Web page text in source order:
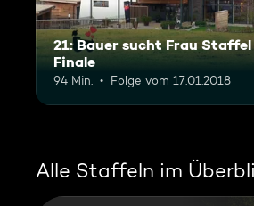
21: Bauer sucht Frau Staffel
Finale
94 Min. Folge vom 17.01.2018
Alle Staffeln im